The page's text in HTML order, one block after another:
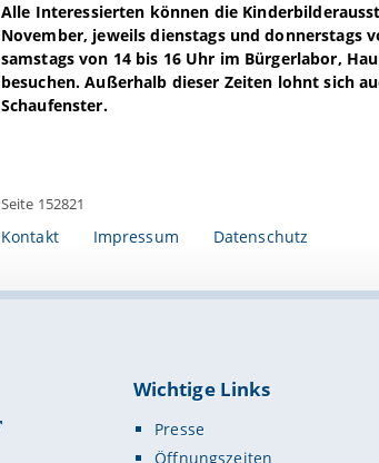
Alle Interessierten können die
November, jeweils dienstags und donnerstags
samstags von 14 bis 16 Uhr im Bürgerlabor,
besuchen. Außerhalb dieser Zeiten lohnt sich
Schaufenster.
Seite 152821
Kontakt Impressum Datenschutz
Wichtige Links
Presse
Öffnungszeiten